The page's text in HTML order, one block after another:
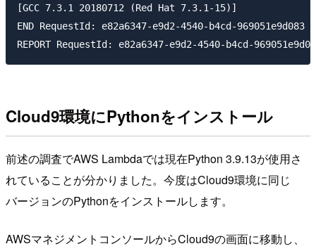
[GCC 7.3.1 20180712 (Red Hat 7.3.1-15)]
END RequestId: e82a6347-e9d2-4540-b4cd-969051e9d083
Cloud9環境にPythonをインストール
前述の調査でAWS Lambdaでは現在Python 3.9.13が使用さ
れていることが分かりました。今度はCloud9環境に同じ
バージョンのPythonをインストールします。
AWSマネジメントコンソールからCloud9の画面に移動し、